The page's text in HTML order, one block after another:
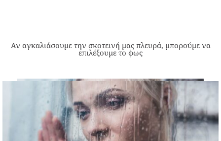
Αν αγκαλιάσουμε την σκοτεινή μας πλευρά, μπορούμε να
επιλέξουμε το φως